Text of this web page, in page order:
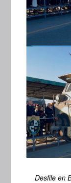
Desfile en